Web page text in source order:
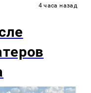
4 часа назад